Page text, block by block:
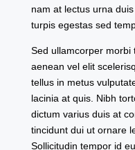
nam at lectus urna
turpis egestas sed
Sed ullamcorper morbi
aenean vel elit
tellus in metus
lacinia at quis. Nibh
dictum varius duis at
tincidunt dui ut ornare
Sollicitudin tempor id